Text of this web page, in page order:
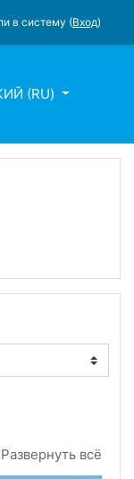
в систему (Вход)
‎(RU)‎
Развернуть всё